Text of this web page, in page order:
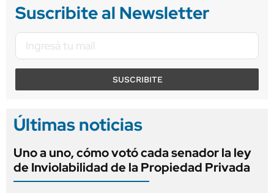
Suscribite al Newsletter
SUSCRIBITE
Últimas noticias
Uno a uno, cómo votó cada senador la ley
de Inviolabilidad de la Propiedad Privada